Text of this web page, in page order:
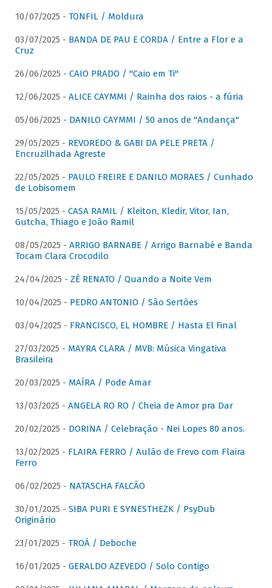
10/07/2025 - TONFIL / Moldura
03/07/2025 - BANDA DE PAU E CORDA / Entre a Flor e a
Cruz
26/06/2025 - CAIO PRADO / "Caio em Ti"
12/06/2025 - ALICE CAYMMI / Rainha dos raios - a fúria
05/06/2025 - DANILO CAYMMI / 50 anos de "Andança"
29/05/2025 - REVOREDO & GABI DA PELE PRETA /
Encruzilhada Agreste
22/05/2025 - PAULO FREIRE E DANILO MORAES / Cunhado
de Lobisomem
15/05/2025 - CASA RAMIL / Kleiton, Kledir, Vitor, Ian,
Gutcha, Thiago e João Ramil
08/05/2025 - ARRIGO BARNABE / Arrigo Barnabé e Banda
Tocam Clara Crocodilo
24/04/2025 - ZÉ RENATO / Quando a Noite Vem
10/04/2025 - PEDRO ANTONIO / São Sertões
03/04/2025 - FRANCISCO, EL HOMBRE / Hasta El Final
27/03/2025 - MAYRA CLARA / MVB: Música Vingativa
Brasileira
20/03/2025 - MAÍRA / Pode Amar
13/03/2025 - ANGELA RO RO / Cheia de Amor pra Dar
20/02/2025 - DORINA / Celebração - Nei Lopes 80 anos.
13/02/2025 - FLAIRA FERRO / Aulão de Frevo com Flaira
Ferro
06/02/2025 - NATASCHA FALCÃO
30/01/2025 - SIBA PURI E SYNESTHEZK / PsyDub
Originário
23/01/2025 - TROÁ / Deboche
16/01/2025 - GERALDO AZEVEDO / Solo Contigo